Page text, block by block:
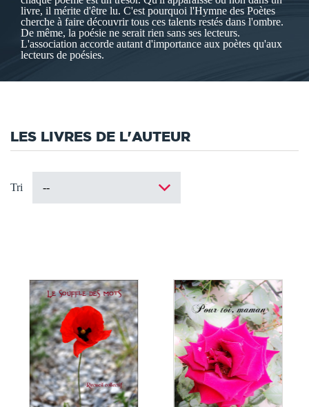
livre, il mérite d'être lu. C'est pourquoi l'Hymne des Poètes
cherche à faire découvrir tous ces talents restés dans l'ombre.
De même, la poésie ne serait rien sans ses lecteurs.
L'association accorde autant d'importance aux poètes qu'aux
lecteurs de poésies.
LES LIVRES DE L'AUTEUR
Tri